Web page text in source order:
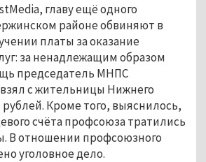
главу ещё одного
районе обвиняют в
платы за оказание
за ненадлежащим образом
председатель МНПС
с жительницы Нижнего
рублей. Кроме того, выяснилось,
счёта профсоюза тратились
В отношении профсоюзного
уголовное дело.